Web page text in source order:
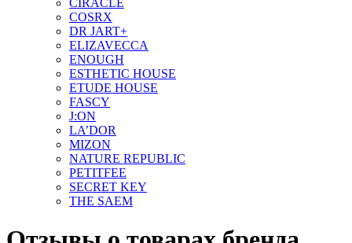
CIRACLE
COSRX
DR JART+
ELIZAVECCA
ENOUGH
ESTHETIC HOUSE
ETUDE HOUSE
FASCY
J:ON
LA’DOR
MIZON
NATURE REPUBLIC
PETITFEE
SEСRET KEY
THE SAEM